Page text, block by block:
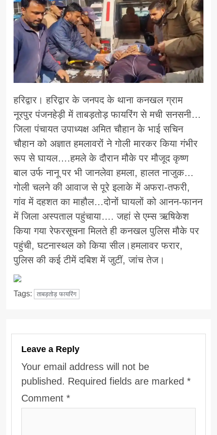
हरिद्वार। हरिद्वार के जनपद के थाना कनखल ग्राम
नूरपुर पंजनहेड़ी में ताबड़तोड़ फायरिंग से मची सनसनी…
जिला पंचायत उपाध्यक्ष अमित चौहान के भाई सचिन
चौहान को अज्ञात हमलावरों ने गोली मारकर किया गंभीर
रूप से घायल….हमले के दौरान मौके पर मौजूद कृष्ण
बाल उर्फ नानू पर भी जानलेवा हमला, हालत नाजुक…
गोली चलने की आवाज से पूरे इलाके में अफरा-तफरी,
गांव में दहशत का माहौल…दोनों घायलों को आनन-फानन
में जिला अस्पताल पहुंचाया…. जहां से एम्स ऋषिकेश
किया गया रेफरसूचना मिलते ही कनखल पुलिस मौके पर
पहुंची, घटनास्थल को किया सील।हमलावर फरार,
पुलिस की कई टीमें दबिश में जुटीं, जांच तेज।
Tags: ताबड़तोड़ फायरिंग
Leave a Reply
Your email address will not be
published. Required fields are marked*
Comment*